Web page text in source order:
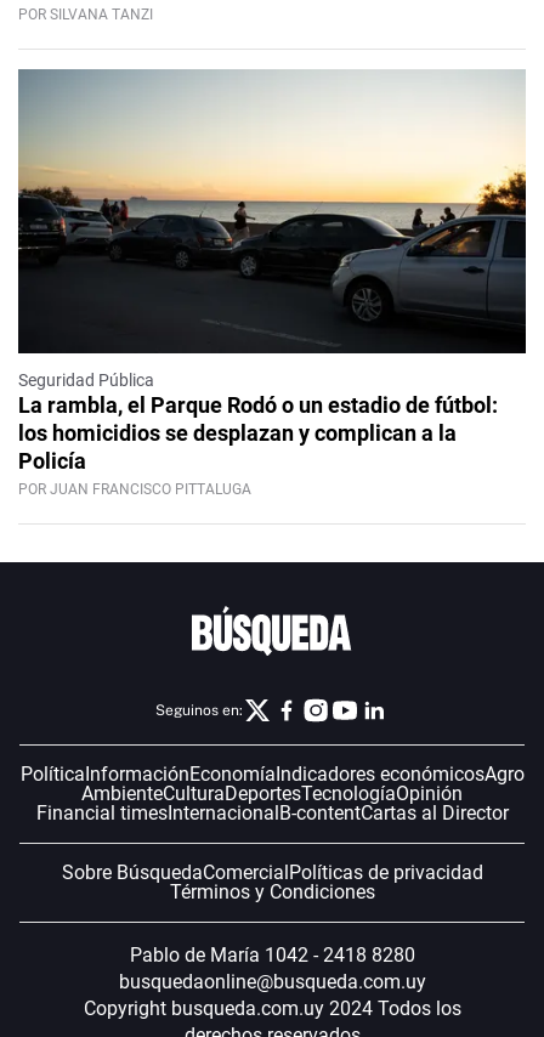
POR SILVANA TANZI
Seguridad Pública
La rambla, el Parque Rodó o un estadio de fútbol:
los homicidios se desplazan y complican a la
Policía
POR JUAN FRANCISCO PITTALUGA
Seguinos en:
Política InformaciónEconomía Indicadores económicosAgro
AmbienteCulturaDeportesTecnologíaOpinión
Financial timesInternacional B-contentCartas al Director
Sobre BúsquedaComercial Políticas de privacidad
Términos y Condiciones
Pablo de María 1042 - 2418 8280
busquedaonline@busqueda.com.uy
Copyright busqueda.com.uy 2024 Todos los